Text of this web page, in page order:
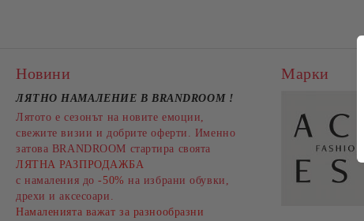
Новини
ЛЯТНО НАМАЛЕНИЕ В BRANDROOM !
Лятото е сезонът на новите емоции,
свежите визии и добрите оферти. Именно
затова BRANDROOM стартира своята
ЛЯТНА РАЗПРОДАЖБА
с намаления до -50% на избрани обувки,
дрехи и аксесоари.
Намаленията важат за разнообразни
Марки